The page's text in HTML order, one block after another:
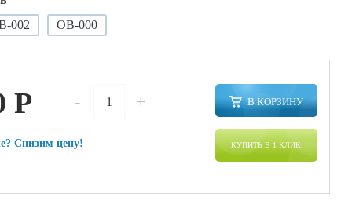
002
ОВ-000
P - + В КОРЗИНУ
КУПИТЬ В 1 КЛИК
Снизим цену!